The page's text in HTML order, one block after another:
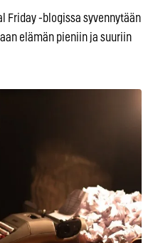
Friday -blogissa syvennytään
elämän pieniin ja suuriin